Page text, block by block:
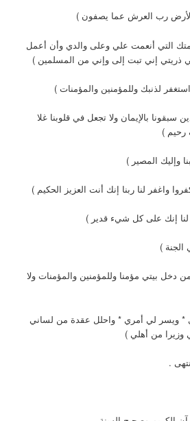
رب العرش عما يصفون )
التي أنعمت علي وعلى والدي وأن أعمل
ذريتي إني تبت إلى وإني من المسلمين )
لذنبك وللمؤمنين والمؤمنات )
سبقونا بالإيمان ولا تجعل في قلوبنا غلا
رحيم )
وإليك المصير )
واغفر لنا ربنا إنك أنت العزيز الحكيم )
لنا إنك على كل شيء قدير )
)
دخل بيتي مؤمنا وللمؤمنين والمؤمنات ولا
ويسر لي أمري * واحلل عقدة من لساني
وزيرا من أهلي )
.